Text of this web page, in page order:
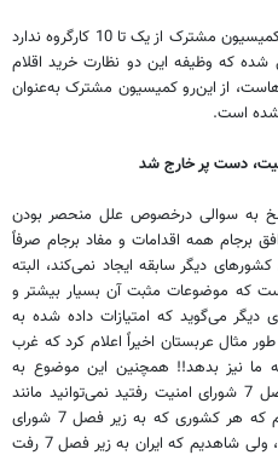
وی افزود: از طرف دیگر برخلاف نظر برخی کمیسیون مشترک از یک تا 10 کارگروه ندارد
شده که وظیفه این دو نظارت خرید اقلام
از این‌رو کمیسیون مشترک به‌عنوان
است.
به سوالی درخصوص علل منحصر بودن
برجام همه اقدامات و مفاد برجام صرفاً
و این برای کشورهای دیگر سابقه ایجاد نمی‌کند، البته
که موضوعات مثبت آن بسیار بیشتر و
دیگر می‌گوید که امتیازات داده شده به
مثال عربستان اخیراً اعلام کرد که غرب
ما نیز بدهد!! همچنین این موضوع به
کشورهای دیگر می‌گوید که اگر به زیر فصل 7 شورای امنیت رفتید نمی‌توانید مانند
ایران از آن خارج شوید. از این‌رو شاهدیم که هر کشوری که به زیر فصل 7 شورای
امنیت رفت نتوانست سر سالم به در ببرد، ولی شاهدیم که ایران به زیر فصل 7 رفت